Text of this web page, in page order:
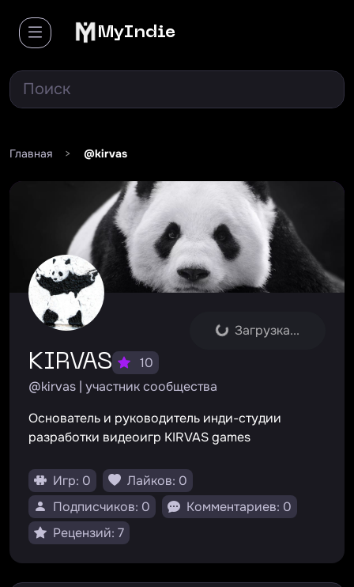
MyIndie
Главная > @kirvas
Загрузка...
KIRVAS
10
@kirvas | участник сообщества
Основатель и руководитель инди-студии
разработки видеоигр KIRVAS games
Игр: 0
Лайков: 0
Подписчиков: 0
Комментариев: 0
Рецензий: 7